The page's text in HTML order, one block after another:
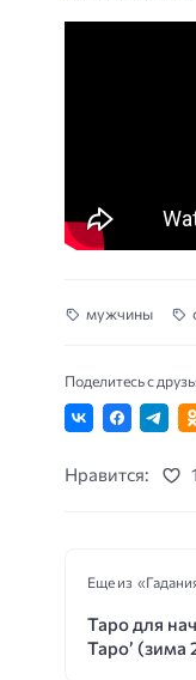
мужчины
Поделитесь с
Нравится: 1
Еще из
Таро для
Таро’ (зима